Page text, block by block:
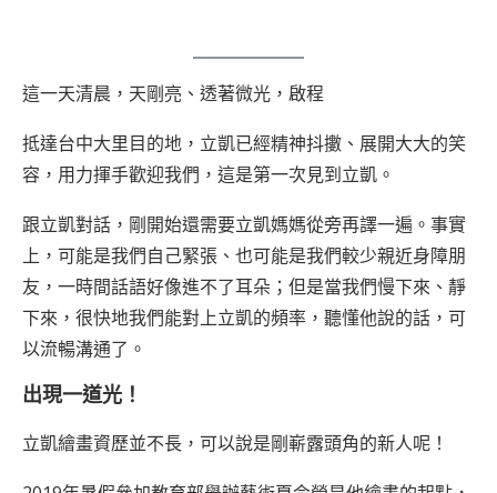
這一天清晨，天剛亮、透著微光，啟程
抵達台中大里目的地，立凱已經精神抖擻、展開大大的笑
容，用力揮手歡迎我們，這是第一次見到立凱。
跟立凱對話，剛開始還需要立凱媽媽從旁再譯一遍。事實
上，可能是我們自己緊張、也可能是我們較少親近身障朋
友，一時間話語好像進不了耳朵；但是當我們慢下來、靜
下來，很快地我們能對上立凱的頻率，聽懂他說的話，可
以流暢溝通了。
出現一道光！
立凱繪畫資歷並不長，可以說是剛嶄露頭角的新人呢！